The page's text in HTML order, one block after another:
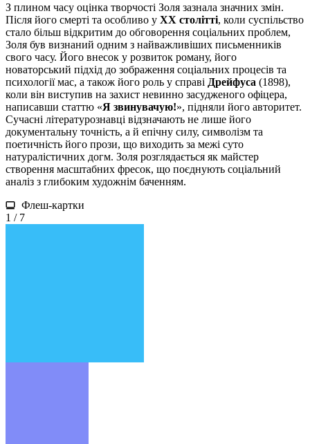
З плином часу оцінка творчості Золя зазнала значних змін.
Після його смерті та особливо у XX столітті, коли суспільство
стало більш відкритим до обговорення соціальних проблем,
Золя був визнаний одним з найважливіших письменників
свого часу. Його внесок у розвиток роману, його
новаторський підхід до зображення соціальних процесів та
психології мас, а також його роль у справі Дрейфуса (1898),
коли він виступив на захист невинно засудженого офіцера,
написавши статтю «Я звинувачую!», підняли його авторитет.
Сучасні літературознавці відзначають не лише його
документальну точність, а й епічну силу, символізм та
поетичність його прози, що виходить за межі суто
натуралістичних догм. Золя розглядається як майстер
створення масштабних фресок, що поєднують соціальний
аналіз з глибоким художнім баченням.
Флеш-картки
1 / 7